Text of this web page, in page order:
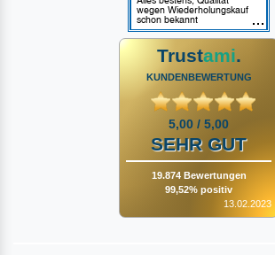
Trustami.
KUNDENBEWERTUNG
5,00 / 5,00
SEHR GUT
19.874 Bewertungen
99,52% positiv
13.02.2023